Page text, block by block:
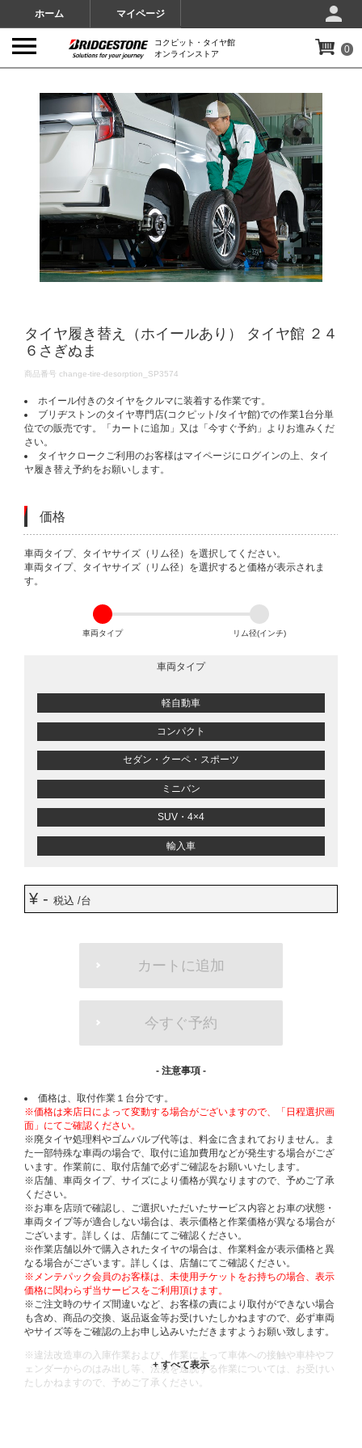
ホーム マイページ
コクピット・タイヤ館
オンラインストア
0
タイヤ履き替え（ホイールあり） タイヤ館 ２４
６さぎぬま
DETAILS
商品番号 change-tire-desorption_SP3574
ホイール付きのタイヤをクルマに装着する作業です。
ブリヂストンのタイヤ専門店(コクピット/タイヤ館)での作業1台分単
位での販売です。「カートに追加」又は「今すぐ予約」よりお進みくだ
さい。
タイヤクロークご利用のお客様はマイページにログインの上、タイ
ヤ履き替え予約をお願いします。
価格
VARIATIONS
車両タイプ、タイヤサイズ（リム径）を選択してください。
車両タイプ、タイヤサイズ（リム径）を選択すると価格が表示されま
す。
車両タイプ リム径(インチ)
車両タイプ
軽自動車
コンパクト
セダン・クーペ・スポーツ
ミニバン
SUV・4×4
輸入車
¥ - 税込 /台
OPTIONS
カートに追加
今すぐ予約
- 注意事項 -
価格は、取付作業１台分です。
※価格は来店日によって変動する場合がございますので、「日程選択画
面」にてご確認ください。
※廃タイヤ処理料やゴムバルブ代等は、料金に含まれておりません。ま
た一部特殊な車両の場合で、取付に追加費用などが発生する場合がござ
います。作業前に、取付店舗で必ずご確認をお願いいたします。
※店舗、車両タイプ、サイズにより価格が異なりますので、予めご了承
ください。
※お車を店頭で確認し、ご選択いただいたサービス内容とお車の状態・
車両タイプ等が適合しない場合は、表示価格と作業価格が異なる場合が
ございます。詳しくは、店舗にてご確認ください。
※作業店舗以外で購入されたタイヤの場合は、作業料金が表示価格と異
なる場合がございます。詳しくは、店舗にてご確認ください。
※メンテパック会員のお客様は、未使用チケットをお持ちの場合、表示
価格に関わらず当サービスをご利用頂けます。
※ご注文時のサイズ間違いなど、お客様の責により取付ができない場合
も含め、商品の交換、返品返金等お受けいたしかねますので、必ず車両
やサイズ等をご確認の上お申し込みいただきますようお願い致します。
※違法改造車の入庫作業および、作業によって車体への接触や車枠やフ
ェンダーからのはみ出し等、法規を逸脱する作業については、お受けい
たしかねますので、予めご了承ください。